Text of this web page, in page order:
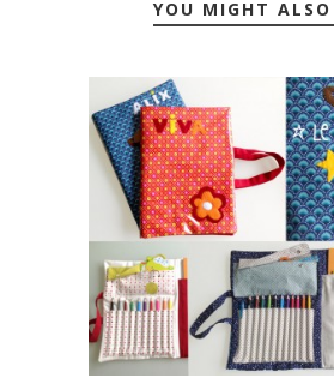
YOU MIGHT